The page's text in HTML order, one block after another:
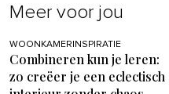
Meer voor jou
WOONKAMERINSPIRATIE
Combineren kun je leren:
zo creëer je een eclectisch